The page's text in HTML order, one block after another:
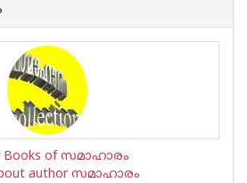
Books of സമാഹാരം
author സമാഹാരം